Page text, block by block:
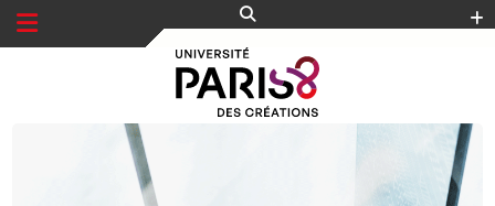
Panneau de gestion des cookies